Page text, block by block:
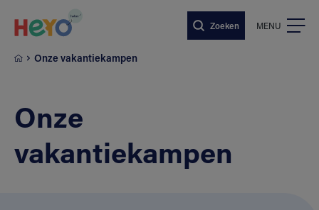
Zoeken MENU
Onze vakantiekampen
Onze
vakantiekampen